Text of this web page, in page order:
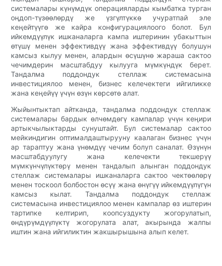
системалары күнүмдүк операцияларды кымбатка турган
оңдоп-түзөөлөрдү же үзгүлтүккө учуратпай эле
кеңейтүүгө же кайра конфигурациялоого болот. Бул
ийкемдүүлүк ишканаларга кампа иштеринин убакыттын
өтүшү менен эффективдүү жана эффективдүү болушун
камсыз кылуу менен, алардын өсүшүнө жараша сактоо
чечимдерин масштабдуу кылууга мүмкүндүк берет.
Тандалма поддондук стеллаж системасына
инвестициялоо менен, бизнес келечектеги ийгиликке
жана кеңейүү үчүн өзүн көрсөтө алат.
Жыйынтыктап айтканда, тандалма поддондук стеллаж
системалары бардык өлчөмдөгү кампалар үчүн кеңири
артыкчылыктарды сунуштайт. Бул системалар сактоо
мейкиндигин оптималдаштырууну каалаган бизнес үчүн
ар тараптуу жана үнөмдүү чечим болуп саналат. Өзүнүн
масштабдуулугу жана келечекти текшерүү
мүмкүнчүлүктөрү менен тандалып алынган поддондук
стеллаж системалары ишканаларга сактоо чектөөлөрү
менен тоскоол болбостон өсүү жана өнүгүү ийкемдүүлүгүн
камсыз кылат. Тандалма поддондук стеллаж
системасына инвестициялоо менен кампалар өз иштерин
тартипке келтирип, коопсуздукту жогорулатып,
өндүрүмдүүлүктү жогорулата алат, акырында жалпы
иштин жана ийгиликтин жакшырышына алып келет.